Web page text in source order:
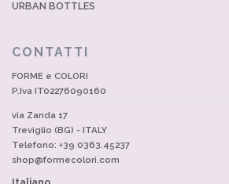
URBAN BOTTLES
CONTATTI
FORME e COLORI
P.Iva IT02276090160
via Zanda 17
Treviglio (BG) - ITALY
Telefono: +39 0363.45237
shop@formecolori.com